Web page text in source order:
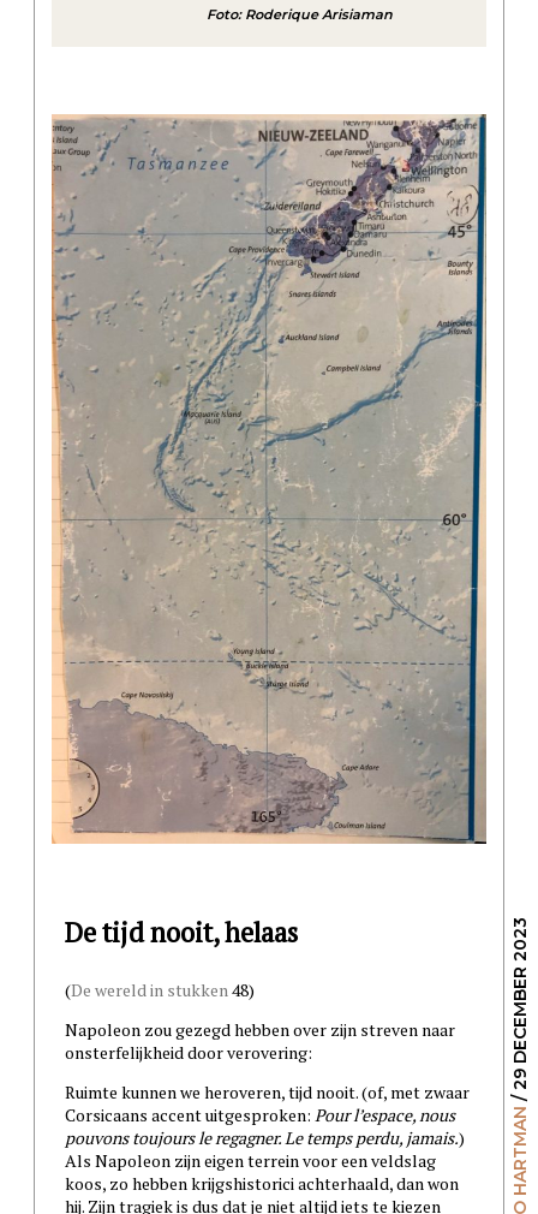
Foto: Roderique Arisiaman
/ 29 DECEMBER 2023
De tijd nooit, helaas
(De wereld in stukken48)
Napoleon zou gezegd hebben over zijn streven naar
onsterfelijkheid door verovering:
Ruimte kunnen we heroveren, tijd nooit. (of, met zwaar
Corsicaans accent uitgesproken: Pour l’espace, nous
pouvons toujours le regagner. Le temps perdu, jamais.)
Als Napoleon zijn eigen terrein voor een veldslag
koos, zo hebben krijgshistorici achterhaald, dan won
hij. Zijn tragiek is dus dat je niet altijd iets te kiezen